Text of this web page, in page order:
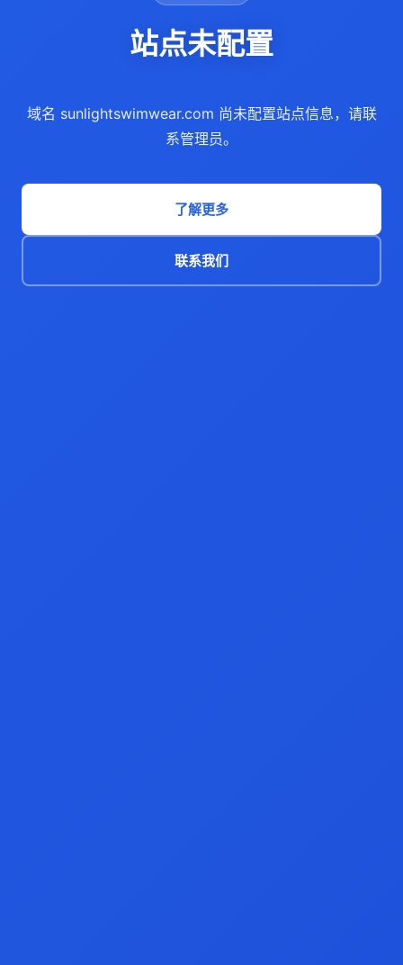
站点未配置
域名 sunlightswimwear.com 尚未配置站点信息，请联
系管理员。
了解更多
联系我们